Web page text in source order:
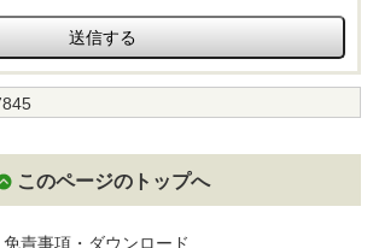
このページのトップへ
責事項・ダウンロード